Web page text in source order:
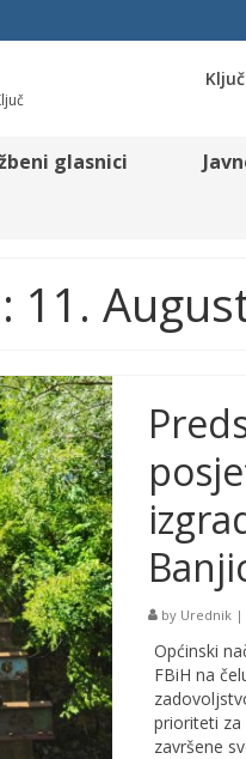
Ključ
glasnici
11.
by Urednik|
Općinski
FBiH na
prioriteti za
završene